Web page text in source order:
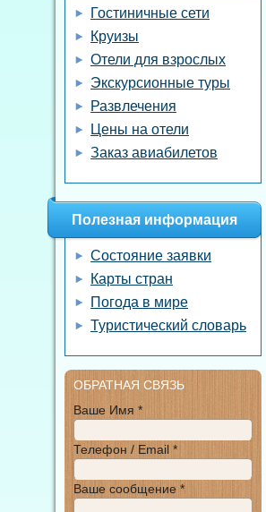
Гостиничные сети
Круизы
Отели для взрослых
Экскурсионные туры
Развлечения
Цены на отели
Заказ авиабилетов
Полезная информация
Состояние заявки
Карты стран
Погода в мире
Туристический словарь
ОБРАТНАЯ СВЯЗЬ
Ваше Имя *
Телефон / Email *
Ваше сообщение *